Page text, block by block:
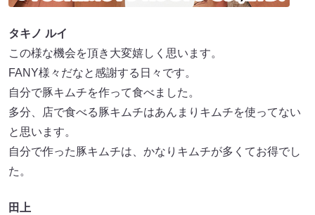
タキノ ルイ
この様な機会を頂き大変嬉しく思います。
FANY様々だなと感謝する日々です。
自分で豚キムチを作って食べました。
多分、店で食べる豚キムチはあんまりキムチを使ってない
と思います。
自分で作った豚キムチは、かなりキムチが多くてお得でし
た。
田上